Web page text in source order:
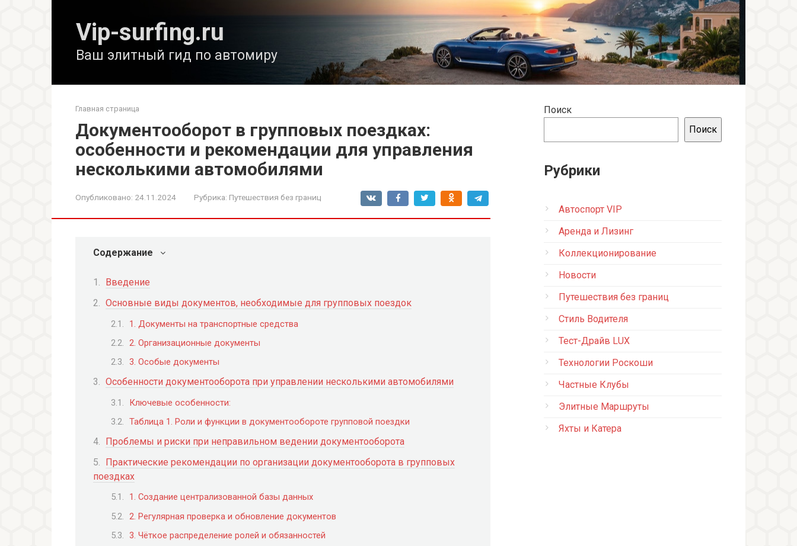
Vip-surfing.ru
Ваш элитный гид по автомиру
Главная страница
Документооборот в групповых поездках:
особенности и рекомендации для управления
несколькими автомобилями
Опубликовано: 24.11.2024 Рубрика: Путешествия без границ
Содержание
Введение
Основные виды документов, необходимые для групповых поездок
1. Документы на транспортные средства
2. Организационные документы
3. Особые документы
Особенности документооборота при управлении несколькими автомобилями
Ключевые особенности:
Таблица 1. Роли и функции в документообороте групповой поездки
Проблемы и риски при неправильном ведении документооборота
Практические рекомендации по организации документооборота в групповых
поездках
1. Создание централизованной базы данных
2. Регулярная проверка и обновление документов
3. Чёткое распределение ролей и обязанностей
Поиск
Поиск
Рубрики
Автоспорт VIP
Аренда и Лизинг
Коллекционирование
Новости
Путешествия без границ
Стиль Водителя
Тест-Драйв LUX
Технологии Роскоши
Частные Клубы
Элитные Маршруты
Яхты и Катера